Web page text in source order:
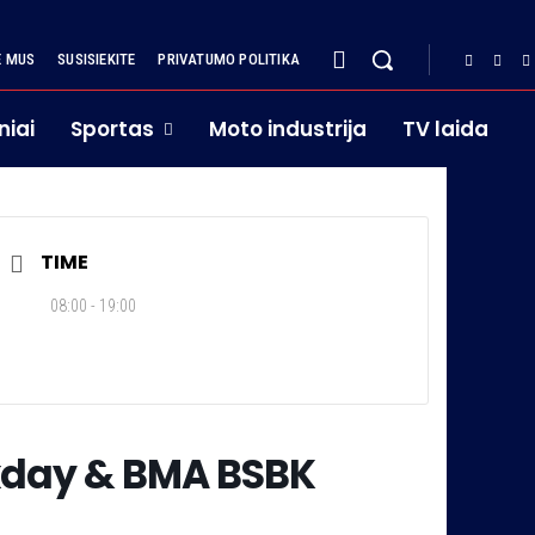
MUS SUSISIEKITE PRIVATUMO POLITIKA
Sportas Moto industrija TV laida
TIME
08:00 - 19:00
& BMA BSBK